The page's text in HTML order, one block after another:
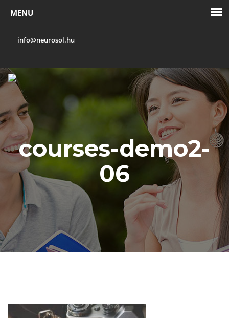
info@neurosol.hu
courses-demo2-
06